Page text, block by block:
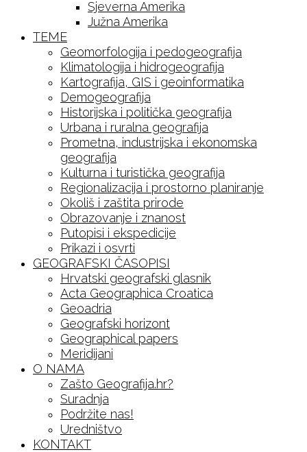
Sjeverna Amerika
Južna Amerika
TEME
Geomorfologija i pedogeografija
Klimatologija i hidrogeografija
Kartografija, GIS i geoinformatika
Demogeografija
Historijska i politička geografija
Urbana i ruralna geografija
Prometna, industrijska i ekonomska
geografija
Kulturna i turistička geografija
Regionalizacija i prostorno planiranje
Okoliš i zaštita prirode
Obrazovanje i znanost
Putopisi i ekspedicije
Prikazi i osvrti
GEOGRAFSKI ČASOPISI
Hrvatski geografski glasnik
Acta Geographica Croatica
Geoadria
Geografski horizont
Geographical papers
Meridijani
O NAMA
Zašto Geografija.hr?
Suradnja
Podržite nas!
Uredništvo
KONTAKT